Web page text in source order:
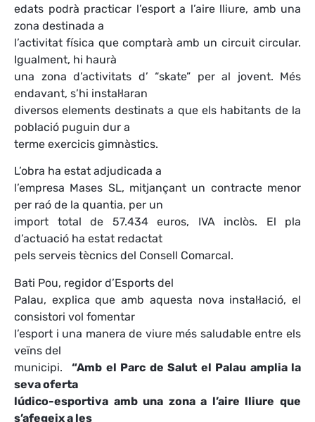
edats podrà practicar l’esport a l’aire lliure, amb una
zona destinada a
l’activitat física que comptarà amb un circuit circular.
Igualment, hi haurà
una zona d’activitats d’ “skate” per al jovent. Més
endavant, s’hi instal·laran
diversos elements destinats a que els habitants de la
població puguin dur a
terme exercicis gimnàstics.
L’obra ha estat adjudicada a
l’empresa Mases SL, mitjançant un contracte menor
per raó de la quantia, per un
import total de 57.434 euros, IVA inclòs. El pla
d’actuació ha estat redactat
pels serveis tècnics del Consell Comarcal.
Bati Pou, regidor d’Esports del
Palau, explica que amb aquesta nova instal·lació, el
consistori vol fomentar
l’esport i una manera de viure més saludable entre els
veïns del
municipi. “Amb el Parc de Salut el Palau amplia la
seva oferta
lúdico-esportiva amb una zona a l’aire lliure que
s’afegeix a les